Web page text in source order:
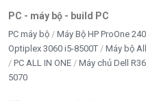
PC - máy bộ - build PC
PC máy bộ Máy Bộ HP ProOne
Optiplex 3060 i5-8500T
Máy bộ
PC ALL IN ONE
Máy chủ Dell
5070